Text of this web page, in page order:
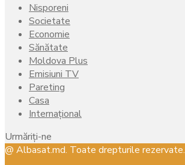
Nisporeni
Societate
Economie
Sănătate
Moldova Plus
Emisiuni TV
Pareting
Casa
Internațional
Urmăriți-ne
Facebook
Instagram
Youtube
@ Albasat.md. Toate drepturile rezervate.